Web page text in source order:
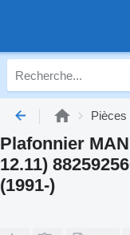
Pièces
Plafonnier
12.11)
(1991-)